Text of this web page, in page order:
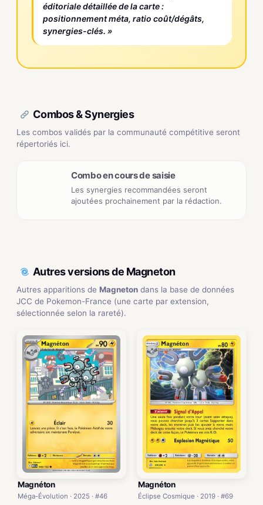
éditoriale détaillée de la carte :
positionnement méta, ratio coût/dégâts,
synergies-clés. »
Combos & Synergies
Les combos validés par la communauté compétitive seront
répertoriés ici.
Combo en cours de saisie
Les synergies recommandées seront
ajoutées prochainement par la rédaction.
Autres versions de Magneton
Autres apparitions de Magneton dans la base de données
JCC de Pokemon-France (une carte par extension,
sélectionnée selon la rareté).
Magnéton
Méga-Évolution · 2025 · #46
Magnéton
Éclipse Cosmique · 2019 · #69